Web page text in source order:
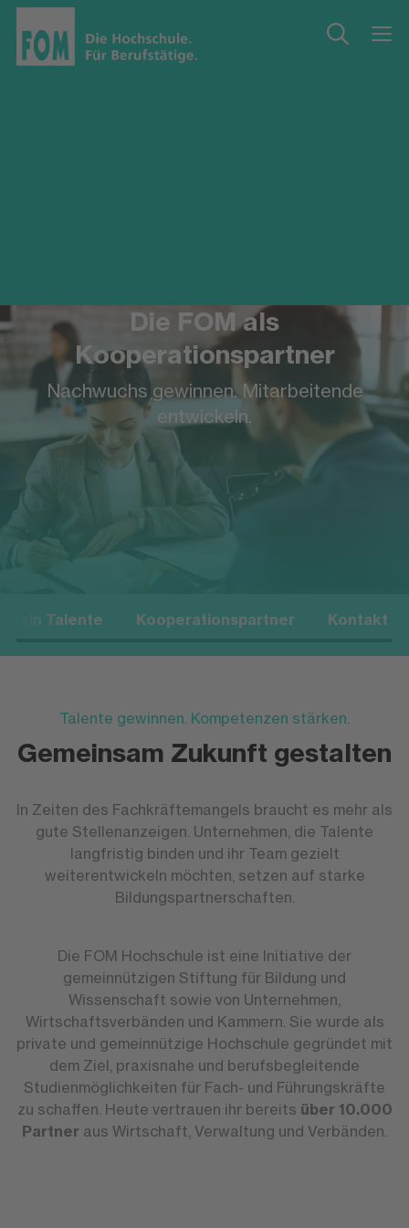
Die FOM als
Kooperationspartner
Nachwuchs gewinnen. Mitarbeitende
entwickeln.
Talente Kooperationspartner Kontakt
Talente gewinnen. Kompetenzen stärken.
Gemeinsam Zukunft gestalten
In Zeiten des Fachkräftemangels braucht es mehr als
gute Stellenanzeigen. Unternehmen, die Talente
langfristig binden und ihr Team gezielt
weiterentwickeln möchten, setzen auf starke
Bildungspartnerschaften.
Die FOM Hochschule ist eine Initiative der
gemeinnützigen Stiftung für Bildung und
Wissenschaft sowie von Unternehmen,
Wirtschaftsverbänden und Kammern. Sie wurde als
private und gemeinnützige Hochschule gegründet mit
dem Ziel, praxisnahe und berufsbegleitende
Studienmöglichkeiten für Fach- und Führungskräfte
zu schaffen. Heute vertrauen ihr bereits über 10.000
Partner aus Wirtschaft, Verwaltung und Verbänden.